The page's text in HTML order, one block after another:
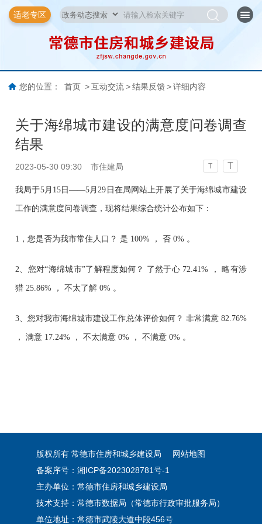
适老专区
您的位置： 首页 > 互动交流 > 结果反馈 > 详细内容
关于海绵城市建设的满意度问卷调查
结果
2023-05-30 09:30 市住建局 T T
我局于5月15日——5月29日在局网站上开展了关于海绵城市建设
工作的满意度问卷调查，现将结果综合统计公布如下：
1，您是否为我市常住人口？ 是 100% ， 否 0% 。
2、您对“海绵城市”了解程度如何？ 了然于心 72.41% ， 略有涉
猎 25.86% ， 不太了解 0% 。
3、您对我市海绵城市建设工作总体评价如何？ 非常满意 82.76%
， 满意 17.24% ， 不太满意 0% ， 不满意 0% 。
版权所有 常德市住房和城乡建设局
网站地图
备案序号：湘ICP备2023028781号-1
主办单位：常德市住房和城乡建设局
技术支持：常德市数据局（常德市行政审批服务局）
单位地址：常德市武陵大道中段456号